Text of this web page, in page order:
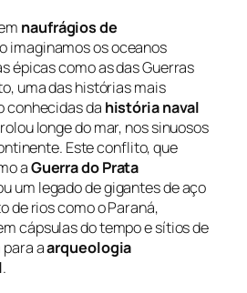
naufrágios de
imaginamos os oceanos
épicas como as das Guerras
uma das histórias mais
conhecidas da história naval
longe do mar, nos sinuosos
Este conflito, que
aGuerra do Prata
um legado de gigantes de aço
de rios como o Paraná,
cápsulas do tempo e sítios de
para aarqueologia
.